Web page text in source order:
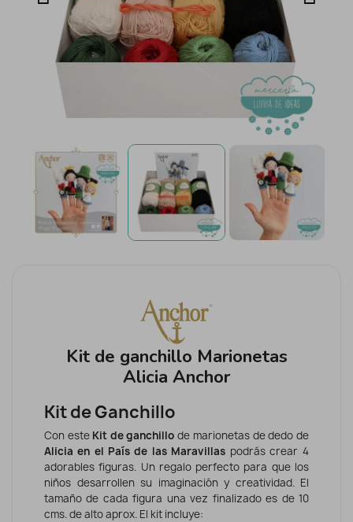
Kit de ganchillo Marionetas
Alicia Anchor
Kit de Ganchillo
Con este Kit de ganchillo de marionetas de dedo de
Alicia en el País de las Maravillas podrás crear 4
adorables figuras. Un regalo perfecto para que los
niños desarrollen su imaginación y creatividad. El
tamaño de cada figura una vez finalizado es de 10
cms. de alto aprox. El kit incluye: